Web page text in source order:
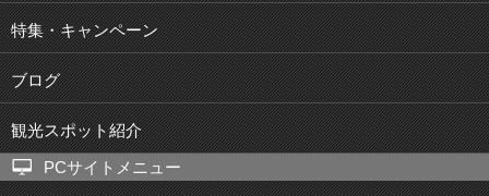
特集・キャンペーン
ブログ
観光スポット紹介
PCサイトメニュー